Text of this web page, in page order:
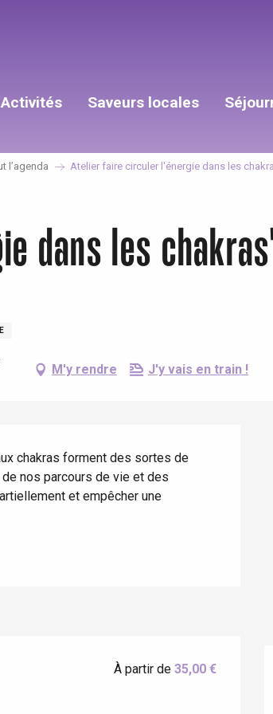
Activités Saveurs locales
l’agenda Atelier faire circuler l'énergie dans les
dans les
M'y rendre J'y vais en train !
chakras forment des sortes de
nos parcours de vie et des
et empêcher une
À partir de35,00 €